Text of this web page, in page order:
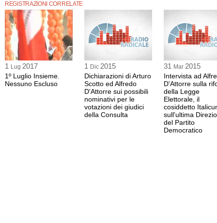
della Camera dei Deputati, Sinistra Ecologia Libertà).
Tra gli argomenti discussi: Amministrative, Centro, Elezioni, Partito
Politica, Possibile, Prodi, Renzi, Sinistra.
La registrazione video ha una durata di 24 minuti.
Questo contenuto è disponibile anche nella sola versione audio.
REGISTRAZIONI CORRELATE
1 Lug 2017
1º Luglio Insieme.
Nessuno Escluso
1 Dic 2015
Dichiarazioni di Arturo
Scotto ed Alfredo
D'Attorre sui possibili
nominativi per le
votazioni dei giudici
della Consulta
31 Mar 2015
Intervista ad
D'Attorre sulla
della Legge
Elettorale, il
cosiddetto
sull'ultima
del Partito
Democratico